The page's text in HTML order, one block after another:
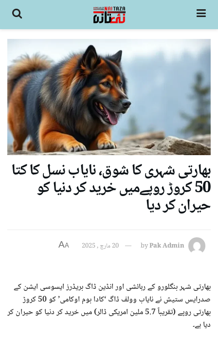
بھارتی شہری کا شوق، نایاب نسل کا کتا
50 کروڑ روپےمیں خرید کر دنیا کو
حیران کر دیا
byPak Admin 20 مارچ , 2025 A
A
بھارتی شہر بنگلورو کے رہائشی اور انڈین ڈاگ بریڈرز ایسوسی ایشن کے
صدرایس ستیش نے نایاب وولف ڈاگ ‘کادا بوم اوکامی’ کو 50 کروڑ
بھارتی روپے (تقریباً 5.7 ملین امریکی ڈالر) میں خرید کر دنیا کو حیران کر
دیا ہے۔